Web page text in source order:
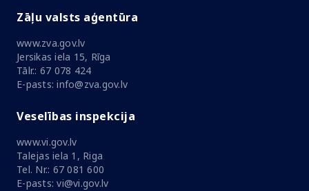
Zāļu valsts aģentūra
www.zva.gov.lv
Jersikas iela 15, Rīga
Tālr.: 67 078 424
E-pasts: info@zva.gov.lv
Veselības inspekcija
www.vi.gov.lv
Talejas iela 1, Riga
Tel. Nr.: 67 081 600
E-pasts: vi@vi.gov.lv